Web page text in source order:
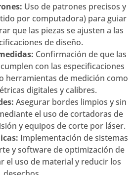
Uso de patrones precisos y
por computadora) para guiar
que las piezas se ajusten a las
de diseño.
Confirmación de que las
con las especificaciones
herramientas de medición como
digitales y calibres.
Asegurar bordes limpios y sin
el uso de cortadoras de
y equipos de corte por láser.
Implementación de sistemas
y software de optimización de
el uso de material y reducir los